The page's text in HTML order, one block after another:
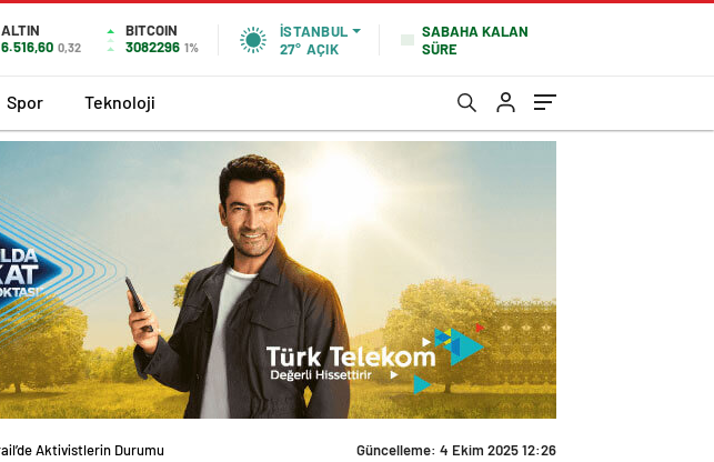
ALTIN
6.516,60 0,32
BITCOIN
3082296 1%
İSTANBUL
27° AÇIK
SABAHA KALAN
SÜRE
Spor Teknoloji
Aktivistlerin Durumu Güncelleme: 4 Ekim 2025 12:26